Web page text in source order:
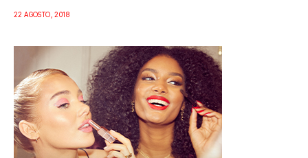
22 AGOSTO, 2018